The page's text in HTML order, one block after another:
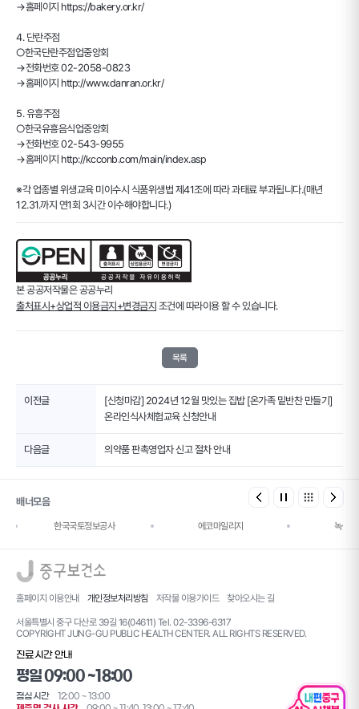
→홈페이지 https://bakery.or.kr/
4. 단란주점
○한국단란주점업중앙회
→전화번호 02-2058-0823
→홈페이지 http://www.danran.or.kr/
5. 유흥주점
○한국유흥음식업중앙회
→전화번호 02-543-9955
→홈페이지 http://kcconb.com/main/index.asp
※각 업종별 위생교육 미이수시 식품위생법 제41조에 따라 과태료 부과됩니다.(매년
12.31.까지 연1회 3시간 이수해야합니다.)
본 공공저작물은 공공누리
출처표시+상업적 이용금지+변경금지 조건에 따라이용 할 수 있습니다.
목록
이전글
[신청마감] 2024년 12월 맛있는 집밥 [온가족 밑반찬 만들기]
온라인식사체험교육 신청안내
다음글 의약품 판촉영업자 신고 절차 안내
배너모음
한국국토정보공사 에코마일리지 녹색건
홈페이지 이용안내 개인정보처리방침 저작물 이용가이드 찾아오시는 길
서울특별시 중구 다산로 39길 16(04611) Tel. 02-3396-6317
COPYRIGHT JUNG-GU PUBLIC HEALTH CENTER. ALL RIGHTS RESERVED.
진료시간 안내
평일 09:00 ~18:00
점심시간
12:00 ~ 13:00